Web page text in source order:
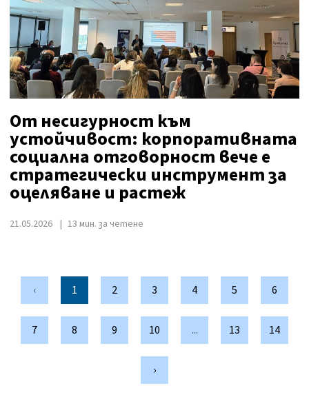
От несигурност към
устойчивост: корпоративната
социална отговорност вече е
стратегически инструмент за
оцеляване и растеж
21.05.2026 13 мин. за четене
‹ 1 2 3 4 5 6
7 8 9 10 ... 13 14
›